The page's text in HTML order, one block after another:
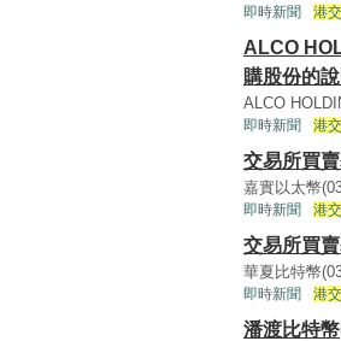
即時新聞 港
ALCO
購股份的
ALCO
即時新聞 港
交易所買
嘉實以太幣
即時新聞 港
交易所買
華夏比特幣
即時新聞 港
潘渡比特